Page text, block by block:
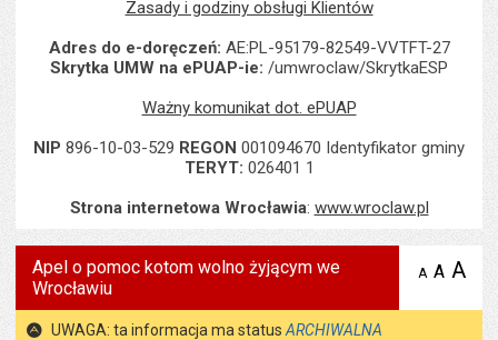
Zasady i godziny obsługi Klientów
Adres do e-doręczeń: AE:PL-95179-82549-VVTFT-27
Skrytka UMW na ePUAP-ie: /umwroclaw/SkrytkaESP
Ważny komunikat dot. ePUAP
NIP 896-10-03-529 REGON 001094670 Identyfikator gminy
TERYT: 026401 1
Strona internetowa Wrocławia: www.wroclaw.pl
Apel o pomoc kotom wolno żyjącym we
Wrocławiu
A zmniejsz
A A
UWAGA: ta informacja ma statusARCHIWALNA